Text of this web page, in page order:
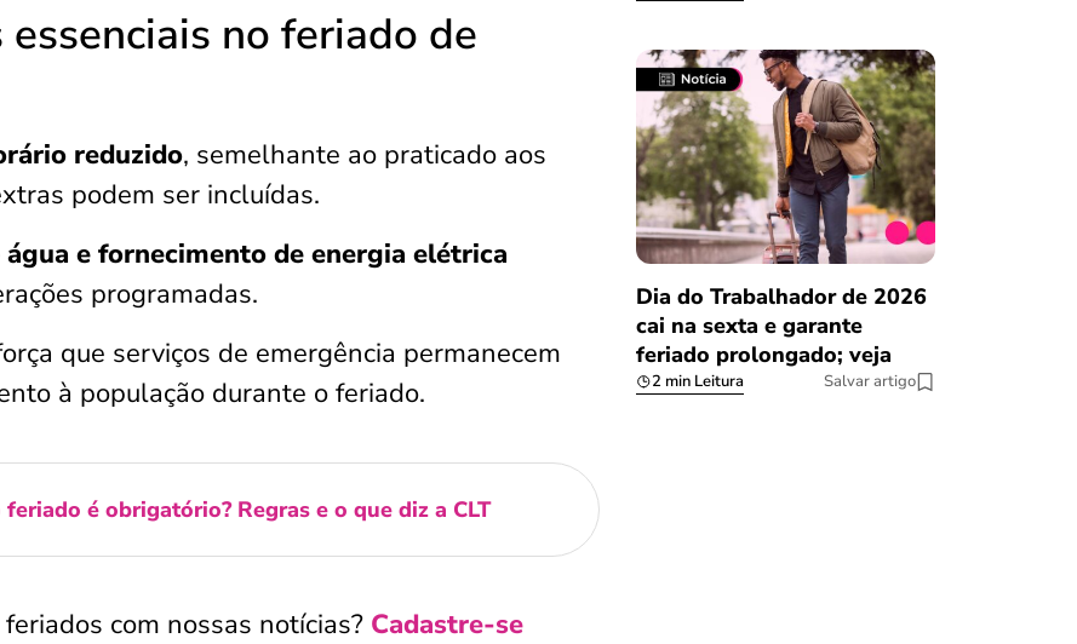
no feriado de
reduzido, semelhante ao praticado aos
podem ser incluídas.
e fornecimento de energia elétrica
programadas.
que serviços de emergência permanecem
à população durante o feriado.
é obrigatório? Regras e o que diz a CLT
com nossas notícias? Cadastre-se
Dia do Trabalhador de 2026
cai na sexta e garante
feriado prolongado; veja
2 min Leitura Salvar artigo